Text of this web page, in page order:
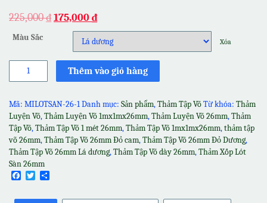
đánh giá
225,000₫ 175,000 ₫
Màu Sắc Xóa
Thảm
26mm
số
lượng
Thêm vào giỏ hàng
Mã: MILOTSAN-26-1Danh mục: Sản phẩm,Thảm Tập VõTừ khóa: Thảm
Luyện Võ,Thảm Luyện Võ 1mx1mx26mm,Thảm Luyện Võ 26mm,Thảm
Tập Võ,Thảm Tập Võ 1 mét 26mm,Thảm Tập Võ 1mx1mx26mm,thảm tập
võ 26mm,Thảm Tập Võ 26mm Đỏ cam,Thảm Tập Võ 26mm Đỏ Dương,
Thảm Tập Võ 26mm Lá dương,Thảm Tập Võ dày 26mm,Thảm Xốp Lót
Sàn 26mm
Facebook
Twitter